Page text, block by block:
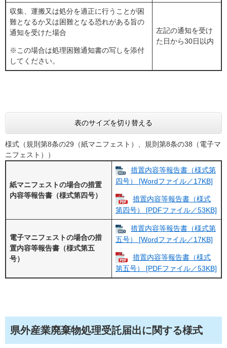
収集、運搬又は処分を適正に行うことが困
難となるか又は困難となる恐れがある旨の
通知を受けた場合
※この場合は処理困難通知書の写しを添付
してください。
左記の通知を受け
た日から30日以内
表のサイズを切り替える
様式（規則第8条の29（紙マニフェスト）、規則第8条の38（電子マ
ニフェスト））
紙マニフェストの場合の措置
内容等報告書（様式第四号）
措置内容等報告書（様式第
四号） [Wordファイル／17KB]
措置内容等報告書（様式
第四号） [PDFファイル／53KB]
電子マニフェストの場合の措
置内容等報告書（様式第五
号）
措置内容等報告書（様式第
五号） [Wordファイル／17KB]
措置内容等報告書（様式
第五号） [PDFファイル／53KB]
県外産業廃棄物処理受託届出に関する様式